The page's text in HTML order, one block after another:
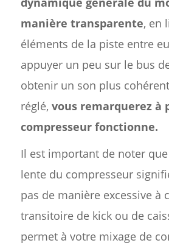
manière transparente, en
éléments de la piste entre
appuyer un peu sur le bus
obtenir un son plus
réglé, vous remarquerez à
compresseur fonctionne.
Il est important de noter
lente du compresseur
pas de manière excessive à
transitoire de kick ou de
permet à votre mixage de